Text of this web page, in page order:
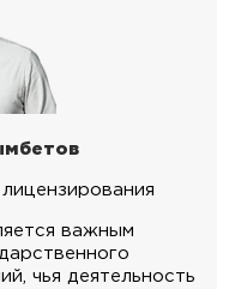
важным
чья деятельность